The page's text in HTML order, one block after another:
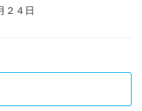
２４日